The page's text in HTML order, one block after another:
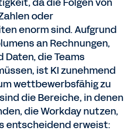
oder
enorm sind. Aufgrund
an Rechnungen,
Daten, die Teams
ist KI zunehmend
wettbewerbsfähig zu
die Bereiche, in denen
die Workday nutzen,
entscheidend erweist: